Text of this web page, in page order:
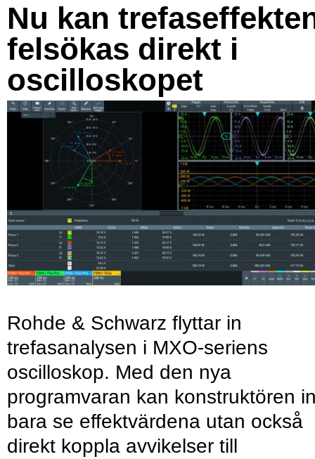
Nu kan
felsökas direkt i
oscilloskopet
Rohde & Schwarz flyttar in
trefasanalysen i MXO-seriens
oscilloskop. Med den nya
programvaran kan konstruktören
bara se effektvärdena utan också
direkt koppla avvikelser till